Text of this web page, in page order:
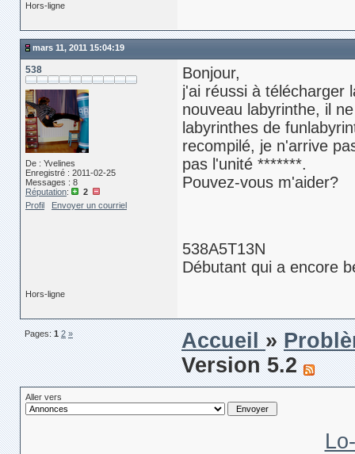
Hors-ligne
mars 11, 2011 15:04:19
538
De : Yvelines
Enregistré : 2011-02-25
Messages : 8
Réputation:
2
Profil
Envoyer un courriel
Bonjour,
j'ai réussi à télécharger
nouveau labyrinthe, il
labyrinthes de
recompilé, je n'arrive
pas l'unité *******.
Pouvez-vous m'aider?
538A5T13N
Débutant qui a encore
Hors-ligne
Pages:1 2 » Accueil»
Version 5.2
Aller vers